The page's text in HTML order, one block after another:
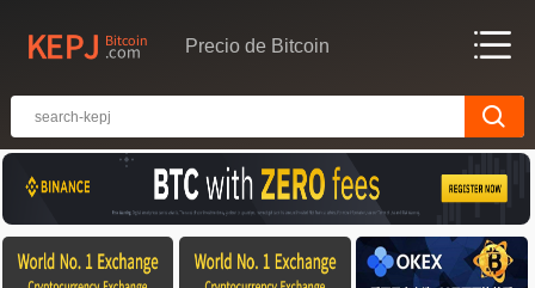
Precio de Bitcoin